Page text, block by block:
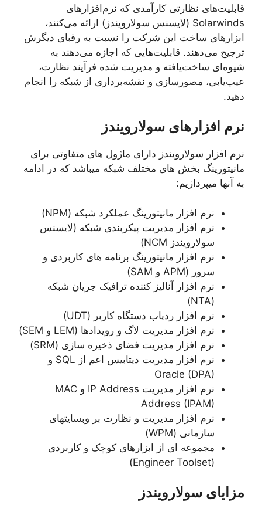
قابلیت‌های نظارتی کارآمدی که نرم‌افزارهای
Solarwinds (لایسنس سولارویندز) ارائه می‌کنند،
ابزارهای ساخت این شرکت را نسبت به رقبای دیگرش
ترجیح می‌دهند. قابلیت‌هایی که اجازه می‌دهند به
شیوه‌ای ساخت‌یافته و مدیریت شده فرآیند نظارت‌،
عیب‌یابی، مصورسازی و نقشه‌برداری از شبکه را انجام
دهید.
نرم افزارهای سولارویندز
نرم افزار سولارویندز دارای ماژول های متفاوتی برای
مانیتورینگ بخش های مختلف شبکه میباشد که در ادامه
به آنها میپردازیم:
نرم افزار مانیتورینگ عملکرد شبکه (NPM)
نرم افزار مدیریت پیکربندی شبکه (لایسنس
سولارویندز NCM)
نرم افزار مانیتورینگ برنامه های کاربردی و
سرور (APM و SAM)
نرم افزار آنالیز کننده ترافیک جریان شبکه
(NTA)
نرم افزار ردیاب دستگاه کاربر (UDT)
نرم افزار مدیریت لاگ و رویدادها (LEM و SEM)
نرم افزار مدیریت فضای ذخیره سازی (SRM)
نرم افزار مدیریت دیتابیس اعم از SQL و
Oracle (DPA)
نرم افزار مدیریت IP Address و MAC
Address (IPAM)
نرم افزار مدیریت و نظارت بر وبسایتهای
سازمانی (WPM)
مجموعه ای از ابزارهای کوچک و کاربردی
(Engineer Toolset)
مزایای سولارویندز